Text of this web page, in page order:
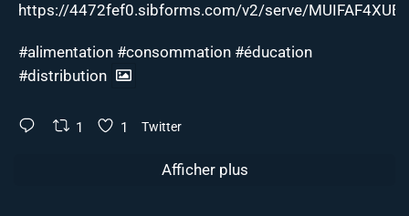
https://4472fef0.sibforms.com/v2/serve/
#alimentation #consommation #éducation
#distribution
1 1 Twitter
Afficher plus